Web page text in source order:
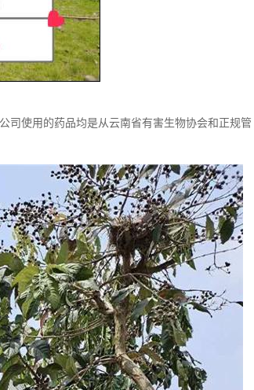
司使用的药品均是从云南省有害生物协会和正规管